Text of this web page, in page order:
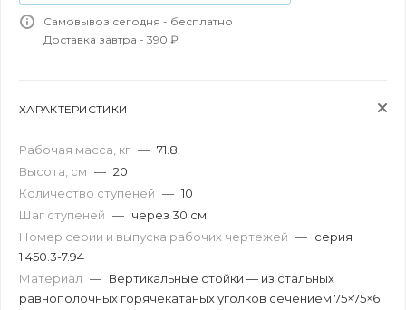
Самовывоз сегодня - бесплатно
Доставка завтра - 390 ₽
ХАРАКТЕРИСТИКИ
Рабочая масса, кг — 71.8
Высота, см — 20
Количество ступеней — 10
Шаг ступеней — через 30 см
Номер серии и выпуска рабочих чертежей — серия
1.450.3-7.94
Материал — Вертикальные стойки — из стальных
равнополочных горячекатаных уголков сечением 75×75×6